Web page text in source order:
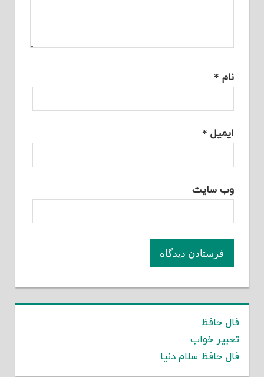
نام *
ایمیل *
وب‌ سایت
فال حافظ
تعبیر خواب
فال حافظ سلام دنیا